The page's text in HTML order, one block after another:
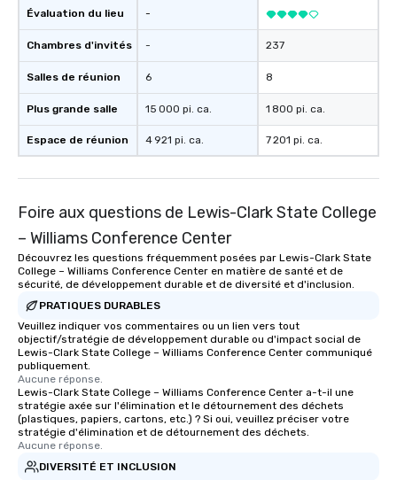
Évaluation du lieu
Chambres d'invités
Salles de réunion
Plus grande salle
Espace de réunion
-
-
6
15 000 pi. ca.
4 921 pi. ca.
237
8
1 800 pi. ca.
7 201 pi. ca.
Foire aux questions de Lewis-Clark State College
– Williams Conference Center
Découvrez les questions fréquemment posées par Lewis-Clark State
College – Williams Conference Center en matière de santé et de
sécurité, de développement durable et de diversité et d'inclusion.
PRATIQUES DURABLES
Veuillez indiquer vos commentaires ou un lien vers tout
objectif/stratégie de développement durable ou d'impact social de
Lewis-Clark State College – Williams Conference Center communiqué
publiquement.
Aucune réponse.
Lewis-Clark State College – Williams Conference Center a-t-il une
stratégie axée sur l'élimination et le détournement des déchets
(plastiques, papiers, cartons, etc.) ? Si oui, veuillez préciser votre
stratégie d'élimination et de détournement des déchets.
Aucune réponse.
DIVERSITÉ ET INCLUSION